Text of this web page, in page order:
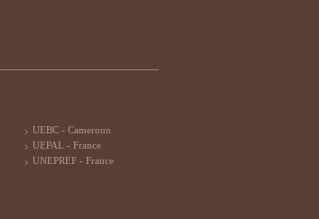
UEBC - Cameroun
UEPAL - France
UNEPREF - France